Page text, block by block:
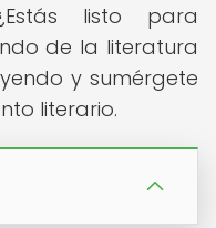
listo para
de la literatura
y sumérgete
literario.